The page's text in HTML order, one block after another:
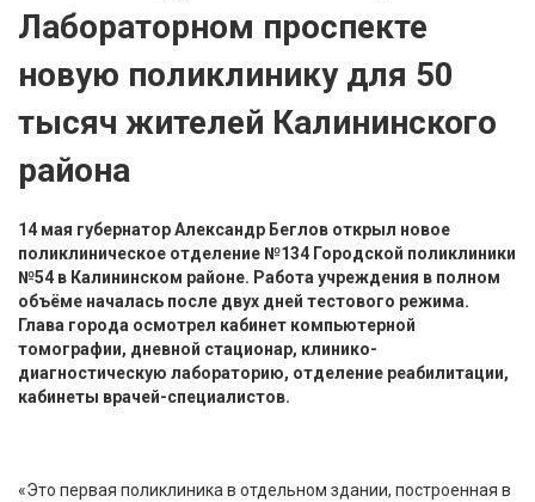
Лабораторном проспекте
новую поликлинику для 50
тысяч жителей Калининского
района
14 мая губернатор Александр Беглов открыл новое
поликлиническое отделение №134 Городской поликлиники
№54 в Калининском районе. Работа учреждения в полном
объёме началась после двух дней тестового режима.
Глава города осмотрел кабинет компьютерной
томографии, дневной стационар, клинико-
диагностическую лабораторию, отделение реабилитации,
кабинеты врачей-специалистов.
«Это первая поликлиника в отдельном здании, построенная в